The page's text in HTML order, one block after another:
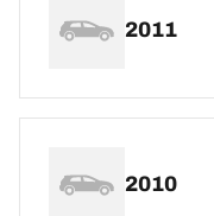
2011
2010